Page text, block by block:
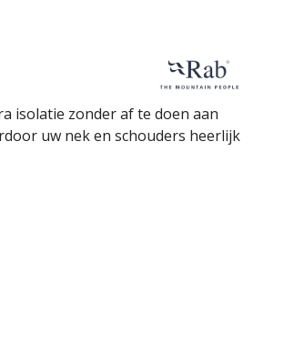
isolatie zonder af te doen aan
uw nek en schouders heerlijk